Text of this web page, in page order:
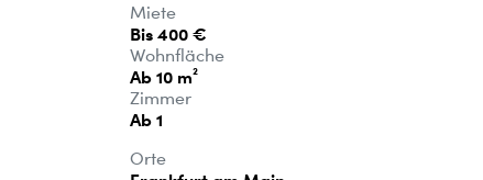
Miete
Bis 400 €
Wohnfläche
Ab 10 m²
Zimmer
Ab 1
Orte